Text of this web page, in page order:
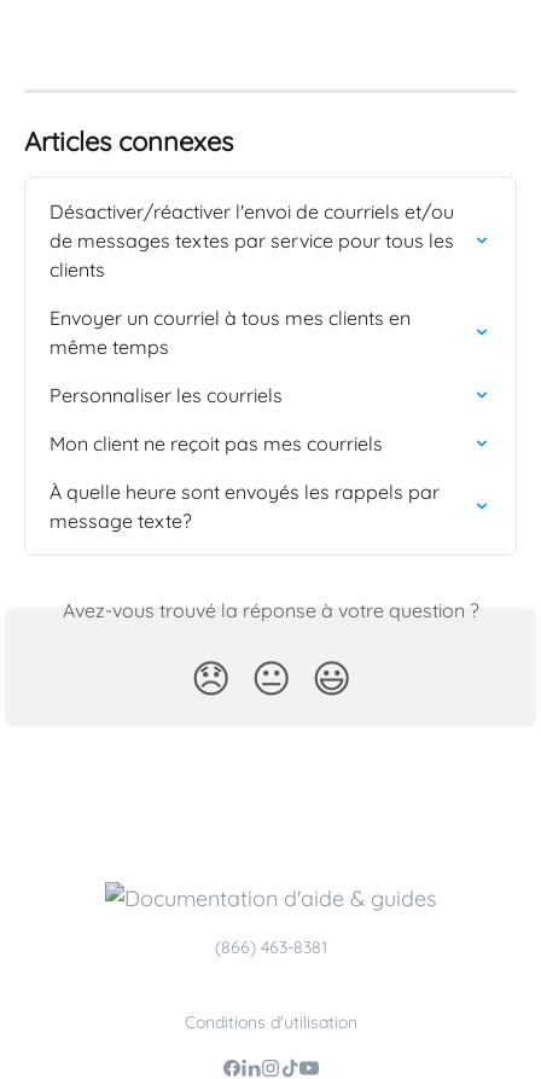
Articles connexes
Désactiver/réactiver l'envoi de courriels et/ou
de messages textes par service pour tous les
clients
Envoyer un courriel à tous mes clients en
même temps
Personnaliser les courriels
Mon client ne reçoit pas mes courriels
À quelle heure sont envoyés les rappels par
message texte?
Avez-vous trouvé la réponse à votre question ?
😞 😐 😃
(866) 463-8381
Conditions d'utilisation